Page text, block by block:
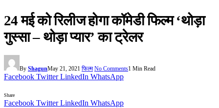
24 मई को रिलीज होगा कॉमेडी फिल्म ‘थोड़ा
गुस्सा – थोड़ा प्यार’ का ट्रेलर
By ShagunMay 21, 2021 फिल्म No Comments1 Min Read
Facebook Twitter LinkedIn WhatsApp
Share
Facebook Twitter LinkedIn WhatsApp